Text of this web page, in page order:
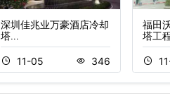
深圳佳兆业万豪酒店冷却
塔…
11-05 346
福田
塔工